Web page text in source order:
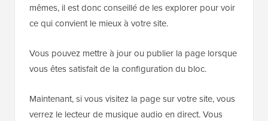
mêmes, il est donc conseillé de les explorer pour voir
ce qui convient le mieux à votre site.
Vous pouvez mettre à jour ou publier la page lorsque
vous êtes satisfait de la configuration du bloc.
Maintenant, si vous visitez la page sur votre site, vous
verrez le lecteur de musique audio en direct. Vous